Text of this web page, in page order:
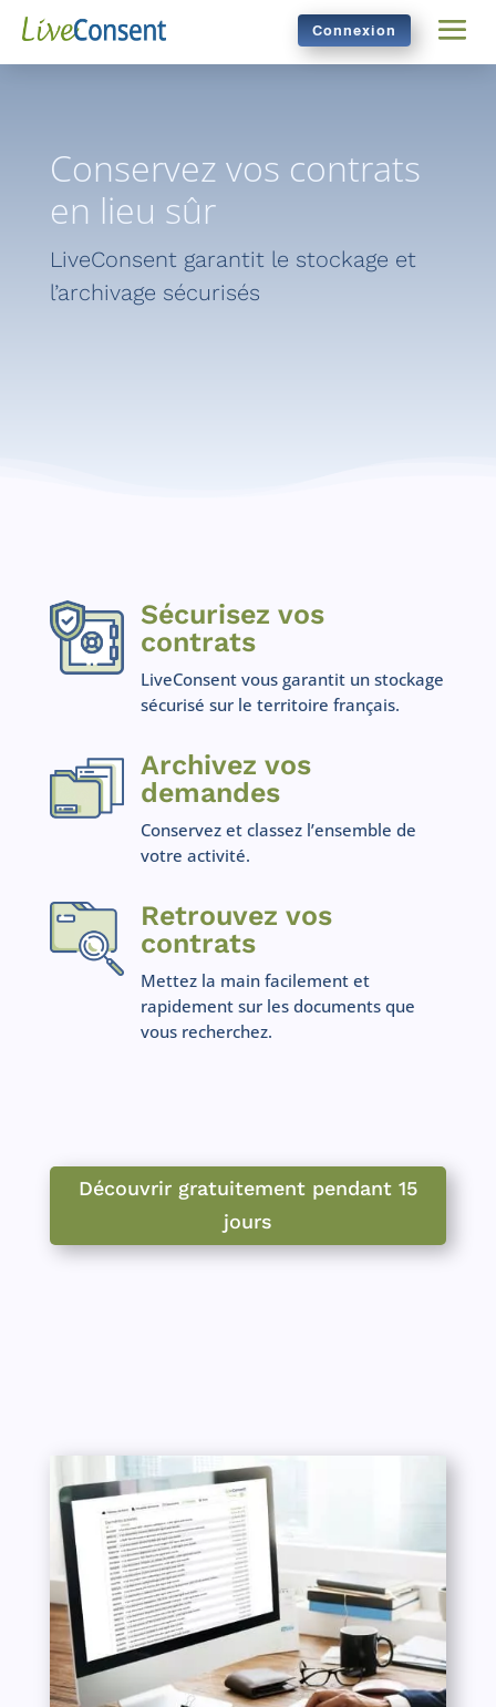
Connexion
Conservez vos contrats
en lieu sûr
LiveConsent garantit le stockage et
l’archivage sécurisés
Sécurisez vos
contrats
LiveConsent vous garantit un stockage
sécurisé sur le territoire français.
Archivez vos
demandes
Conservez et classez l’ensemble de
votre activité.
Retrouvez vos
contrats
Mettez la main facilement et
rapidement sur les documents que
vous recherchez.
Découvrir gratuitement pendant 15
jours